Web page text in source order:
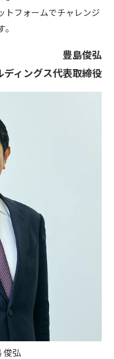
俊弘
トフォームでチャレンジ
豊島俊弘
ィングス代表取締役